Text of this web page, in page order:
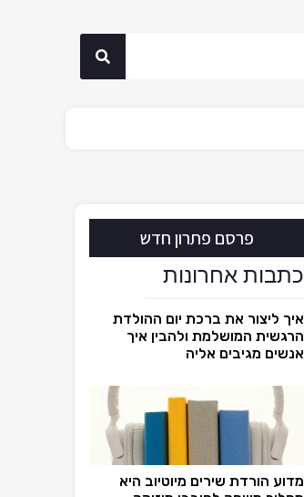
פרסם פתרון חדש
כתבות אחרונות
איך ליצור את ברכת יום ההולדת
הרגשית המושלמת ולהבין איך
אנשים מגיבים אליה
מדוע הורדת שירים מיוטיוב היא